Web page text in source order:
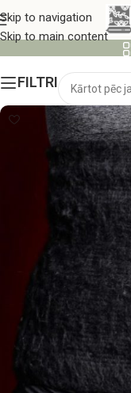
Skip to navigation
Skip to main content
FILTRI